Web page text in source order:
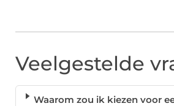
Veelgestelde
Waarom zou ik kiezen voor